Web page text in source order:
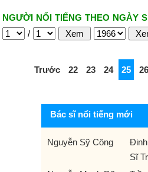
NGƯỜI NỔI TIẾNG THEO NGÀY
/
Trước 22 23 24 25 26
Bác sĩ nổi tiếng mới
Nguyễn Sỹ Công
Sĩ